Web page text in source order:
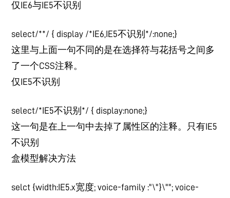
仅IE6与IE5不识别
select/**/ { display /*IE6,IE5不识别*/:none;}
这里与上面一句不同的是在选择符与花括号之间多
了一个CSS注释。
仅IE5不识别
select/*IE5不识别*/ { display:none;}
这一句是在上一句中去掉了属性区的注释。只有IE5
不识别
盒模型解决方法
selct {width:IE5.x宽度; voice-family :"\"}\""; voice-